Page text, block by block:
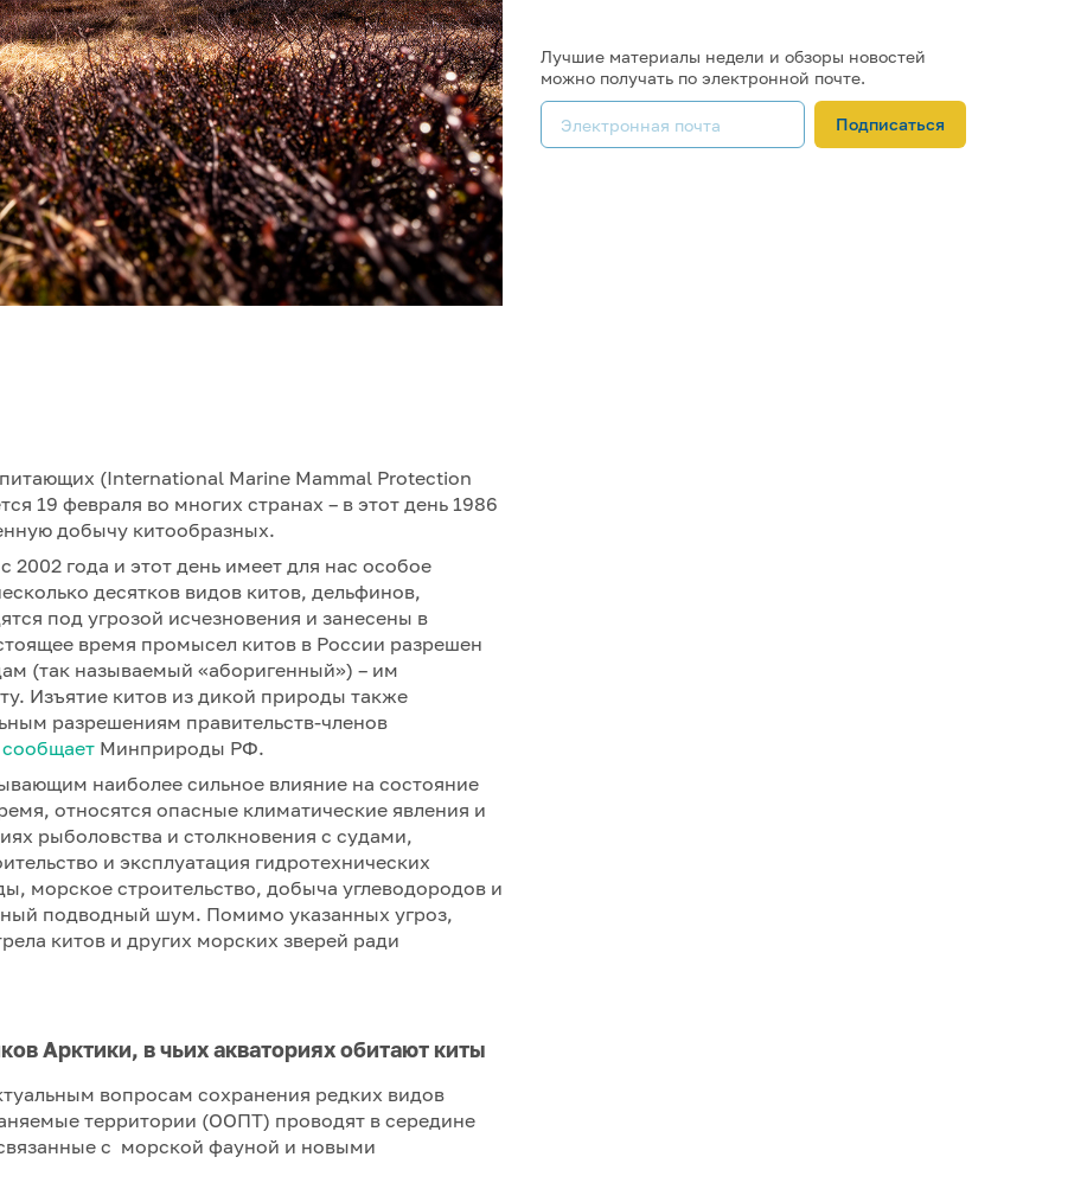
(International Marine Mammal Protection
19 февраля во многих странах – в этот день 1986
добычу китообразных.
года и этот день имеет для нас особое
десятков видов китов, дельфинов,
под угрозой исчезновения и занесены в
время промысел китов в России разрешен
(так называемый «аборигенный») – им
Изъятие китов из дикой природы также
разрешениям правительств-членов
сообщает Минприроды РФ.
наиболее сильное влияние на состояние
относятся опасные климатические явления и
рыболовства и столкновения с судами,
и эксплуатация гидротехнических
морское строительство, добыча углеводородов и
подводный шум. Помимо указанных угроз,
китов и других морских зверей ради
Арктики, в чьих акваториях обитают киты
вопросам сохранения редких видов
территории (ООПТ) проводят в середине
с морской фауной и новыми
Лучшие материалы недели и обзоры новостей
можно получать по электронной почте.
Подписаться